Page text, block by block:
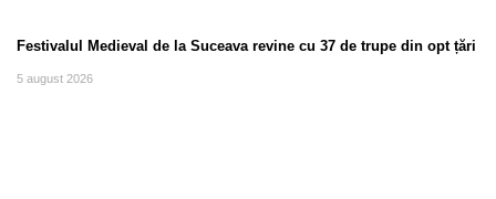
Festivalul Medieval de la Suceava revine cu 37 de trupe din opt țări
5 august 2026